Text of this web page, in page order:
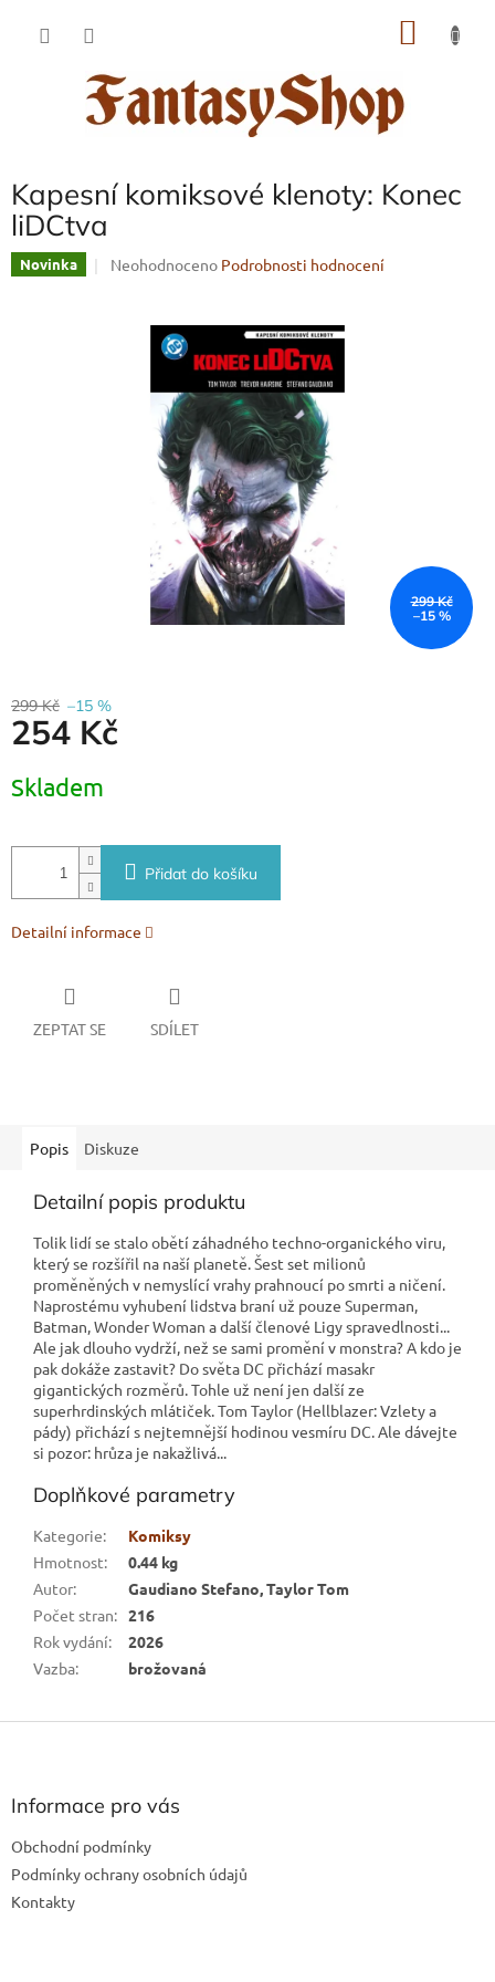
Kapesní komiksové klenoty: Konec
liDCtva
Novinka
Průměrné
hvězdiček.
Neohodnoceno Podrobnosti hodnocení
299 Kč
–15 %
299 Kč –15 %
254 Kč
cena:
Skladem
Přidat do košíku
Detailní informace
ZEPTAT SE SDÍLET
Popis Diskuze
Detailní popis produktu
Tolik lidí se stalo obětí záhadného techno-organického viru,
který se rozšířil na naší planetě. Šest set milionů
proměněných v nemyslící vrahy prahnoucí po smrti a ničení.
Naprostému vyhubení lidstva braní už pouze Superman,
Batman, Wonder Woman a další členové Ligy spravedlnosti...
Ale jak dlouho vydrží, než se sami promění v monstra? A kdo je
pak dokáže zastavit? Do světa DC přichází masakr
gigantických rozměrů. Tohle už není jen další ze
superhrdinských mlátiček. Tom Taylor (Hellblazer: Vzlety a
pády) přichází s nejtemnější hodinou vesmíru DC. Ale dávejte
si pozor: hrůza je nakažlivá...
Doplňkové parametry
Kategorie:
Komiksy
Hmotnost:
0.44 kg
Autor:
Gaudiano Stefano, Taylor Tom
Počet stran: 216
Rok vydání:
2026
Vazba: brožovaná
Z
Informace pro vás
Obchodní podmínky
Podmínky ochrany osobních údajů
Kontakty